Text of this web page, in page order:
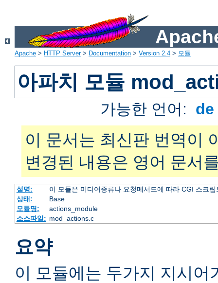
Apache > HTTP Server> Documentation > Version 2.4 > 모듈
아파치 모듈
가능한 언어:
이 문서는 최신판 번역이
변경된 내용은 영어 문서
설명:
이 모듈은 미디어종류나 요청메서드에 따라 CGI 스크
상태:
Base
모듈명:
actions_module
소스파일: mod_actions.c
요약
이 모듈에는 두가지 지시어